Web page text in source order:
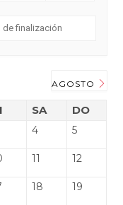
AGOSTO
SA DO
4 5
11 12
18 19